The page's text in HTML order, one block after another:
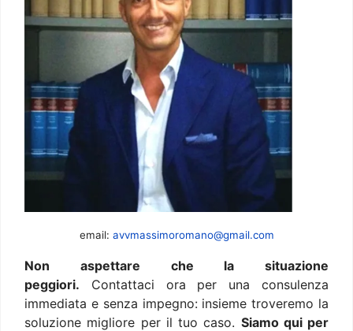
email: avvmassimoromano@gmail.com
Non aspettare che la situazione
peggiori. Contattaci ora per una consulenza
immediata e senza impegno: insieme troveremo la
soluzione migliore per il tuo caso. Siamo qui per